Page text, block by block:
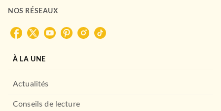
NOS RÉSEAUX
À LA UNE
Actualités
Conseils de lecture